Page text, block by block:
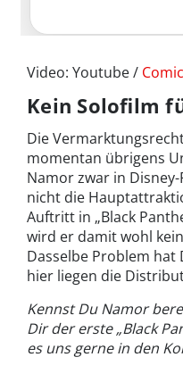
Video: Youtube /
Kein Solofilm
Die
momentan übrigens
Namor zwar in
nicht die
Auftritt in „Black
wird er damit wohl
Dasselbe Problem hat
hier liegen die
Kennst Du Namor
Dir der erste „Black
es uns gerne in den